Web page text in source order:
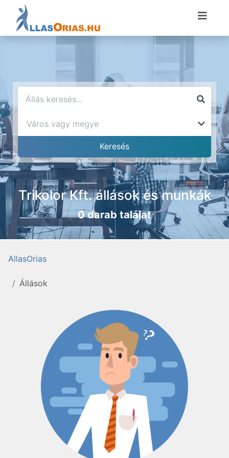
Trikolor Kft. állások és munkák
0 darab találat
AllasOrias
Állások